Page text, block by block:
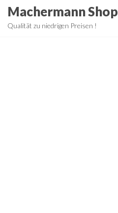
ZumMachermann Shop
Qualität zu niedrigen Preisen !